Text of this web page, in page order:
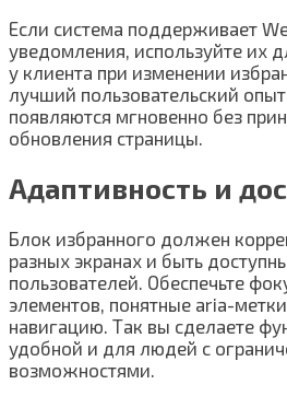
Если система поддерживает
уведомления, используйте их
у клиента при изменении
лучший пользовательский
появляются мгновенно без
обновления страницы.
Адаптивность и
Блок избранного должен
разных экранах и быть
пользователей. Обеспечьте
элементов, понятные aria-
навигацию. Так вы сделаете
удобной и для людей с
возможностями.